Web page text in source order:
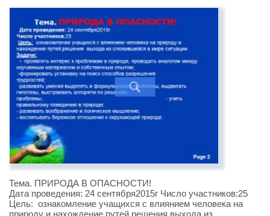
Тема. ПРИРОДА В ОПАСНОСТИ!
Дата проведения: 24 сентября2015г Число участников:25
Цель: ознакомление учащихся с влиянием человека на